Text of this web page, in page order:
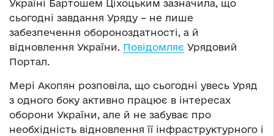
Україні Бартошем Ціхоцьким зазначила, що
сьогодні завдання Уряду – не лише
забезпечення обороноздатності, а й
відновлення України. Повідомляє Урядовий
Портал.
Мері Акопян розповіла, що сьогодні увесь Уряд
з одного боку активно працює в інтересах
оборони України, але й не забуває про
необхідність відновлення її інфраструктурного і